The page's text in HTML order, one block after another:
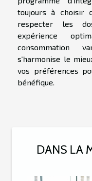
toujours à choisir
respecter les
expérience
consommation
s'harmonise le
vos préférences
bénéfique.
DANS LA